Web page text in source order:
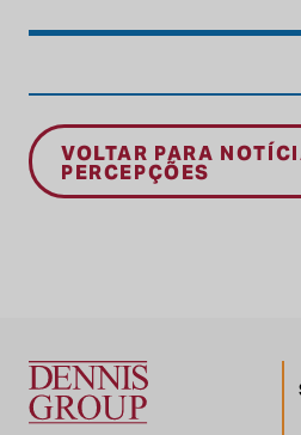
VOLTAR PARA
PERCEPÇÕES